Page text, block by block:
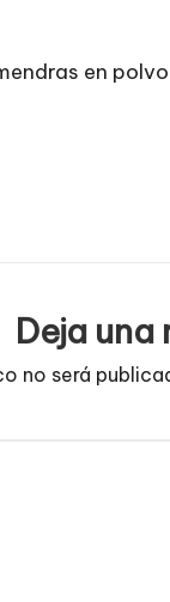
en
Deja una
no será